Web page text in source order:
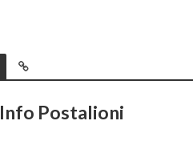
Info Postalioni